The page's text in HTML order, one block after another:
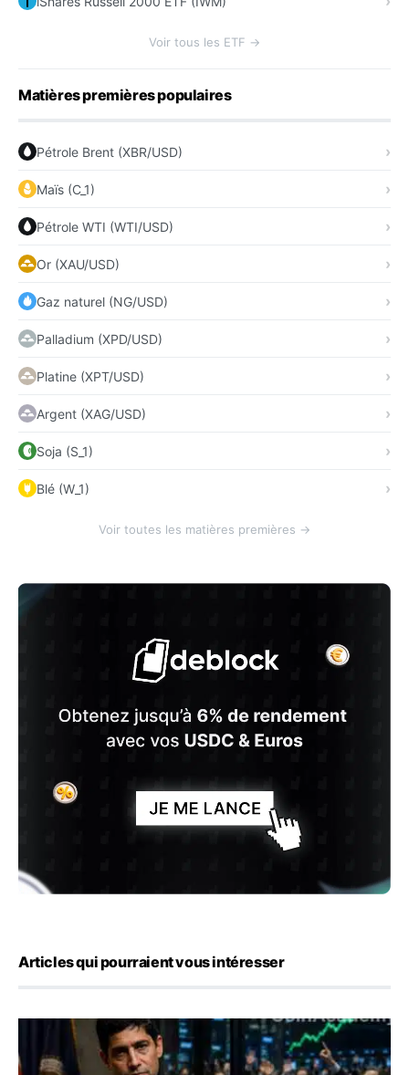
Voir tous les ETF →
Matières premières populaires
Pétrole Brent (XBR/USD)
Maïs (C_1)
Pétrole WTI (WTI/USD)
Or (XAU/USD)
Gaz naturel (NG/USD)
Palladium (XPD/USD)
Platine (XPT/USD)
Argent (XAG/USD)
Soja (S_1)
Blé (W_1)
Voir toutes les matières premières →
Articles qui pourraient vous intéresser
Emploi américain : 23 000 postes détruits en juillet, les